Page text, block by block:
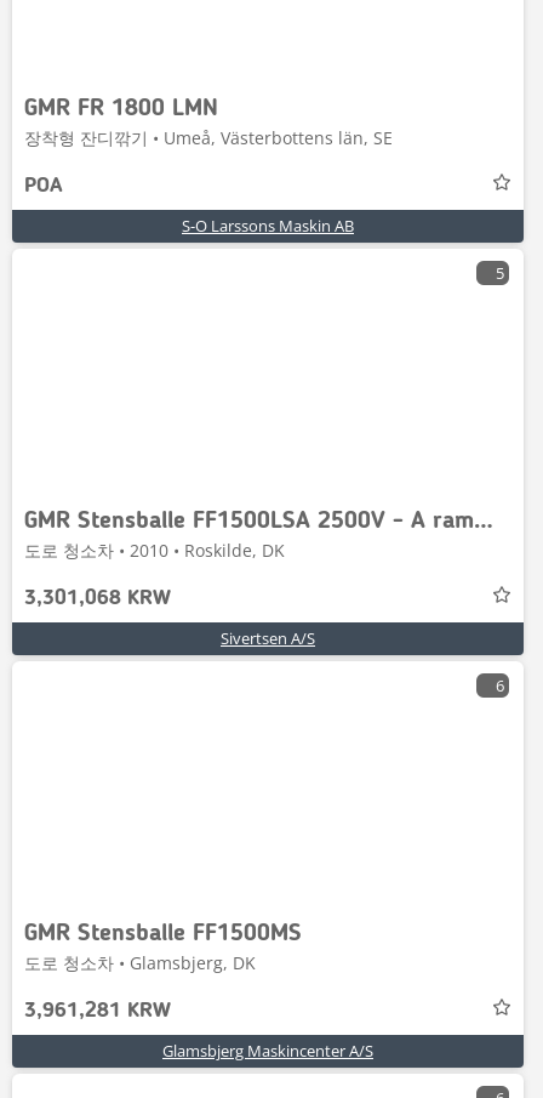
GMR FR 1800 LMN
장착형 잔디깎기 • Umeå, Västerbottens län, SE
POA
S-O Larssons Maskin AB
5
GMR Stensballe FF1500LSA 2500V - A ramme kat 0
도로 청소차 • 2010 • Roskilde, DK
3,301,068 KRW
Sivertsen A/S
6
GMR Stensballe FF1500MS
도로 청소차 • Glamsbjerg, DK
3,961,281 KRW
Glamsbjerg Maskincenter A/S